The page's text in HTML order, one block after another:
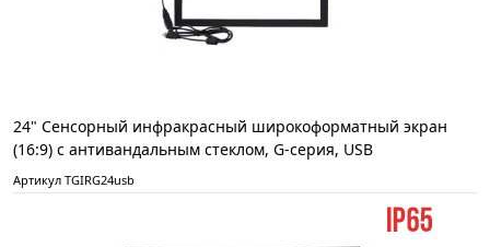
24" Сенсорный инфракрасный широкоформатный экран
(16:9) с антивандальным стеклом, G-серия, USB
Артикул TGIRG24usb